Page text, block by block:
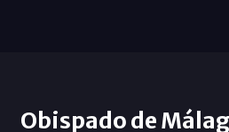
Obispado de